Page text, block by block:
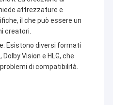
attrezzature e
il che può essere un
creatori.
Esistono diversi formati
Dolby Vision e HLG, che
di compatibilità.
da progettazione e dallo
post-vendita service.we
maggior parte del prezzo
nel modulo del
di USB, della macchina
macchina fotografica di DVP,
videocamera di
e prodotti astuti